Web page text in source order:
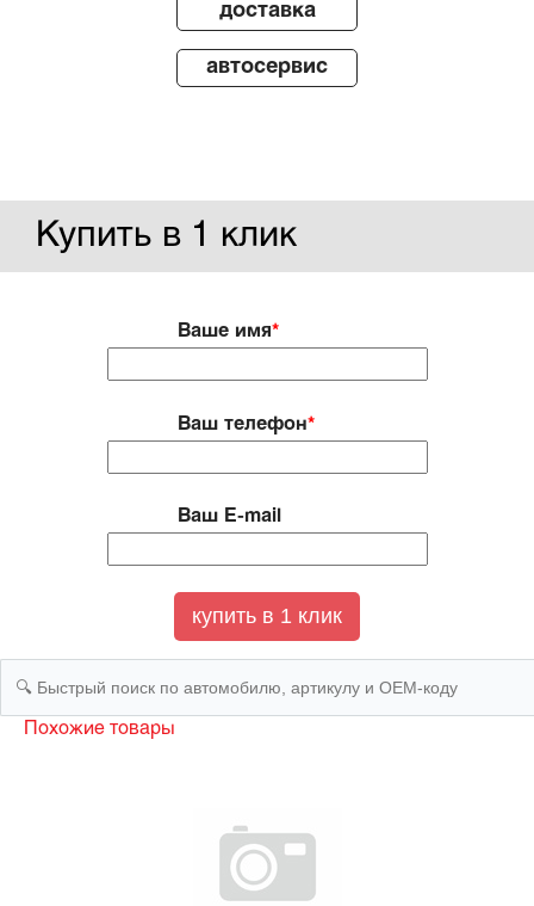
доставка
автосервис
Купить в 1 клик
Ваше имя*
Ваш телефон*
Ваш E-mail
Похожие товары